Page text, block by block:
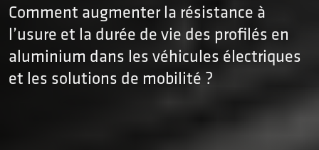
Comment augmenter la résistance à
l’usure et la durée de vie des profilés en
aluminium dans les véhicules électriques
et les solutions de mobilité ?